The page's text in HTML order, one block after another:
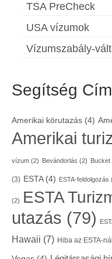
TSA PreCheck
USA vízumok
Vízumszabály-
Segítség
Amerikai körutazás (4)
Amerikai
vízum (2) Bevándorlás (2) Bucket
(3) ESTA(4) ESTA-feldolgozás
(2) ESTA
utazás (79)
Hawaii (7) Hiba az ESTA-nál